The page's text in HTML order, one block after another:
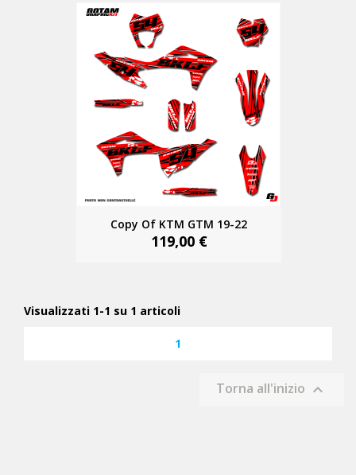
Copy Of KTM GTM 19-22
119,00 €
Visualizzati 1-1 su 1 articoli
1
Torna all'inizio 